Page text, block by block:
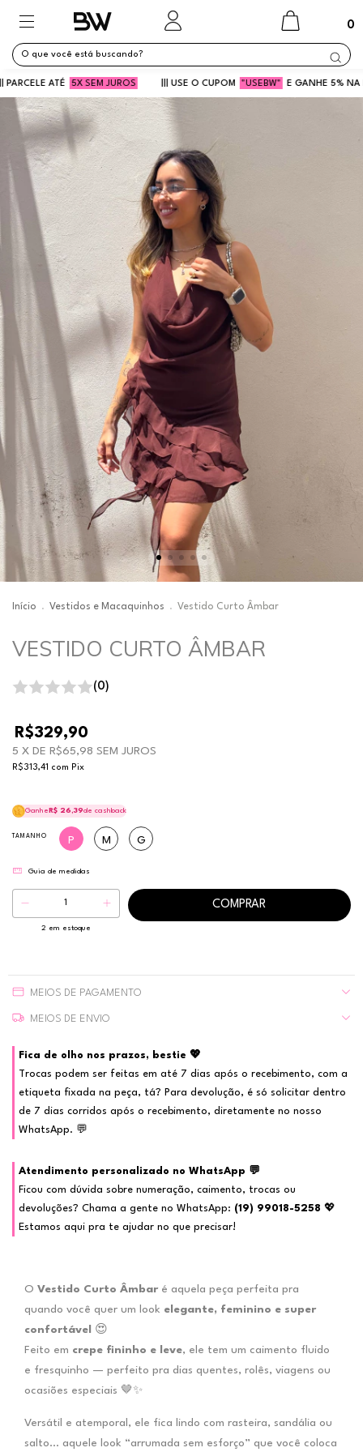
0
ATÉ 5X SEM JUROS ||| USE O CUPOM "USEBW" E GANHE 5% NA
Início . Vestidos e Macaquinhos . Vestido Curto Âmbar
VESTIDO CURTO ÂMBAR
(0)
R$329,90
5 X DE R$65,98 SEM JUROS
R$313,41 com Pix
Ganhe R$ 26,39de cashback
TAMANHO P M G
Guia de medidas
2 em estoque
MEIOS DE PAGAMENTO
MEIOS DE ENVIO
Fica de olho nos prazos, bestie 💖
Trocas podem ser feitas em até 7 dias após o recebimento, com a
etiqueta fixada na peça, tá? Para devolução, é só solicitar dentro
de 7 dias corridos após o recebimento, diretamente no nosso
WhatsApp. 💬
Atendimento personalizado no WhatsApp 💬
Ficou com dúvida sobre numeração, caimento, trocas ou
devoluções? Chama a gente no WhatsApp: (19) 99018-5258 💖
Estamos aqui pra te ajudar no que precisar!
O Vestido Curto Âmbaré aquela peça perfeita pra
quando você quer um look elegante, feminino e super
confortável
😍
Feito em crepe fininho e leve, ele tem um caimento fluido
e fresquinho — perfeito pra dias quentes, rolês, viagens ou
ocasiões especiais 🤎✨
Versátil e atemporal, ele fica lindo com rasteira, sandália ou
salto… aquele look “arrumada sem esforço” que você coloca